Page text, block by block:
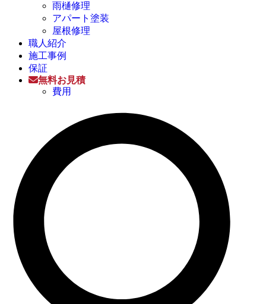
雨樋修理
アパート塗装
屋根修理
職人紹介
施工事例
保証
無料お見積
費用